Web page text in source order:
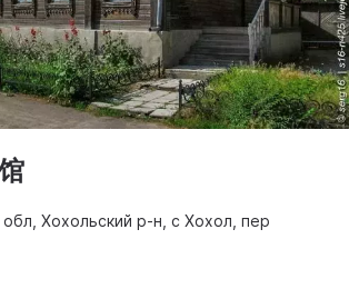
Хохольский р-н, с Хохол, пер